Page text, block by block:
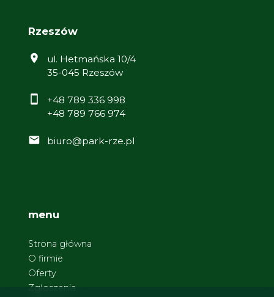
Rzeszów
ul. Hetmańska 10/4
35-045 Rzeszów
+48 789 336 998
+48 789 766 974
biuro@park-rze.pl
menu
Strona główna
O firmie
Oferty
Zgłoszenia